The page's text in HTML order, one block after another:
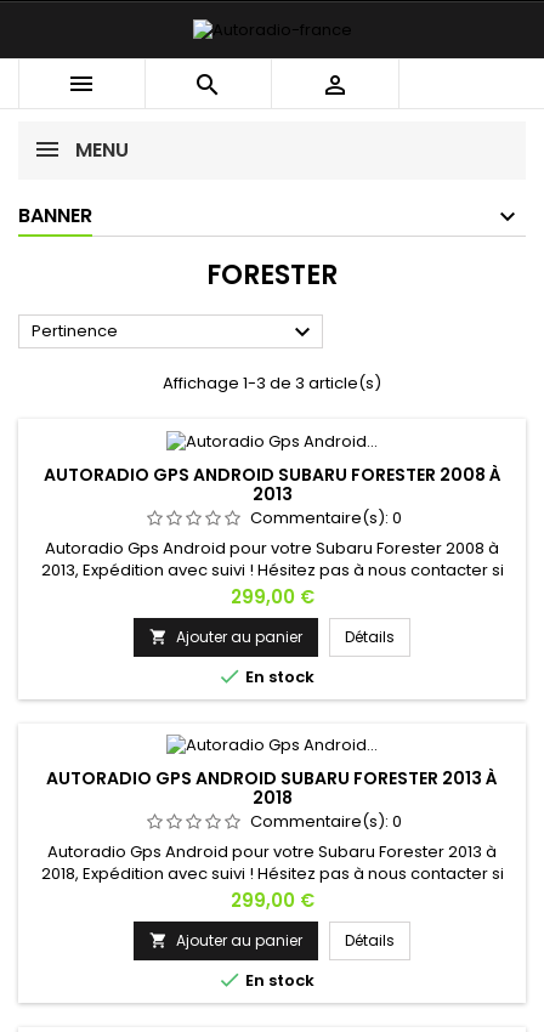
  
MENU
BANNER
FORESTER
Pertinence 
Affichage 1-3 de 3 article(s)
AUTORADIO GPS ANDROID SUBARU FORESTER 2008 À
2013
Commentaire(s): 0
Autoradio Gps Android pour votre Subaru Forester 2008 à
2013, Expédition avec suivi ! Hésitez pas à nous contacter si
vous avez une question !
Prix
299,00 €
 Ajouter au panier Détails
 En stock
AUTORADIO GPS ANDROID SUBARU FORESTER 2013 À
2018
Commentaire(s): 0
Autoradio Gps Android pour votre Subaru Forester 2013 à
2018, Expédition avec suivi ! Hésitez pas à nous contacter si
vous avez une question !
Prix
299,00 €
 Ajouter au panier Détails
 En stock